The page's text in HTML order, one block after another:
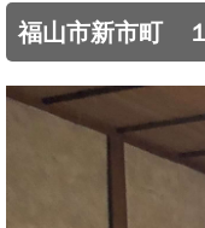
福山市新市町